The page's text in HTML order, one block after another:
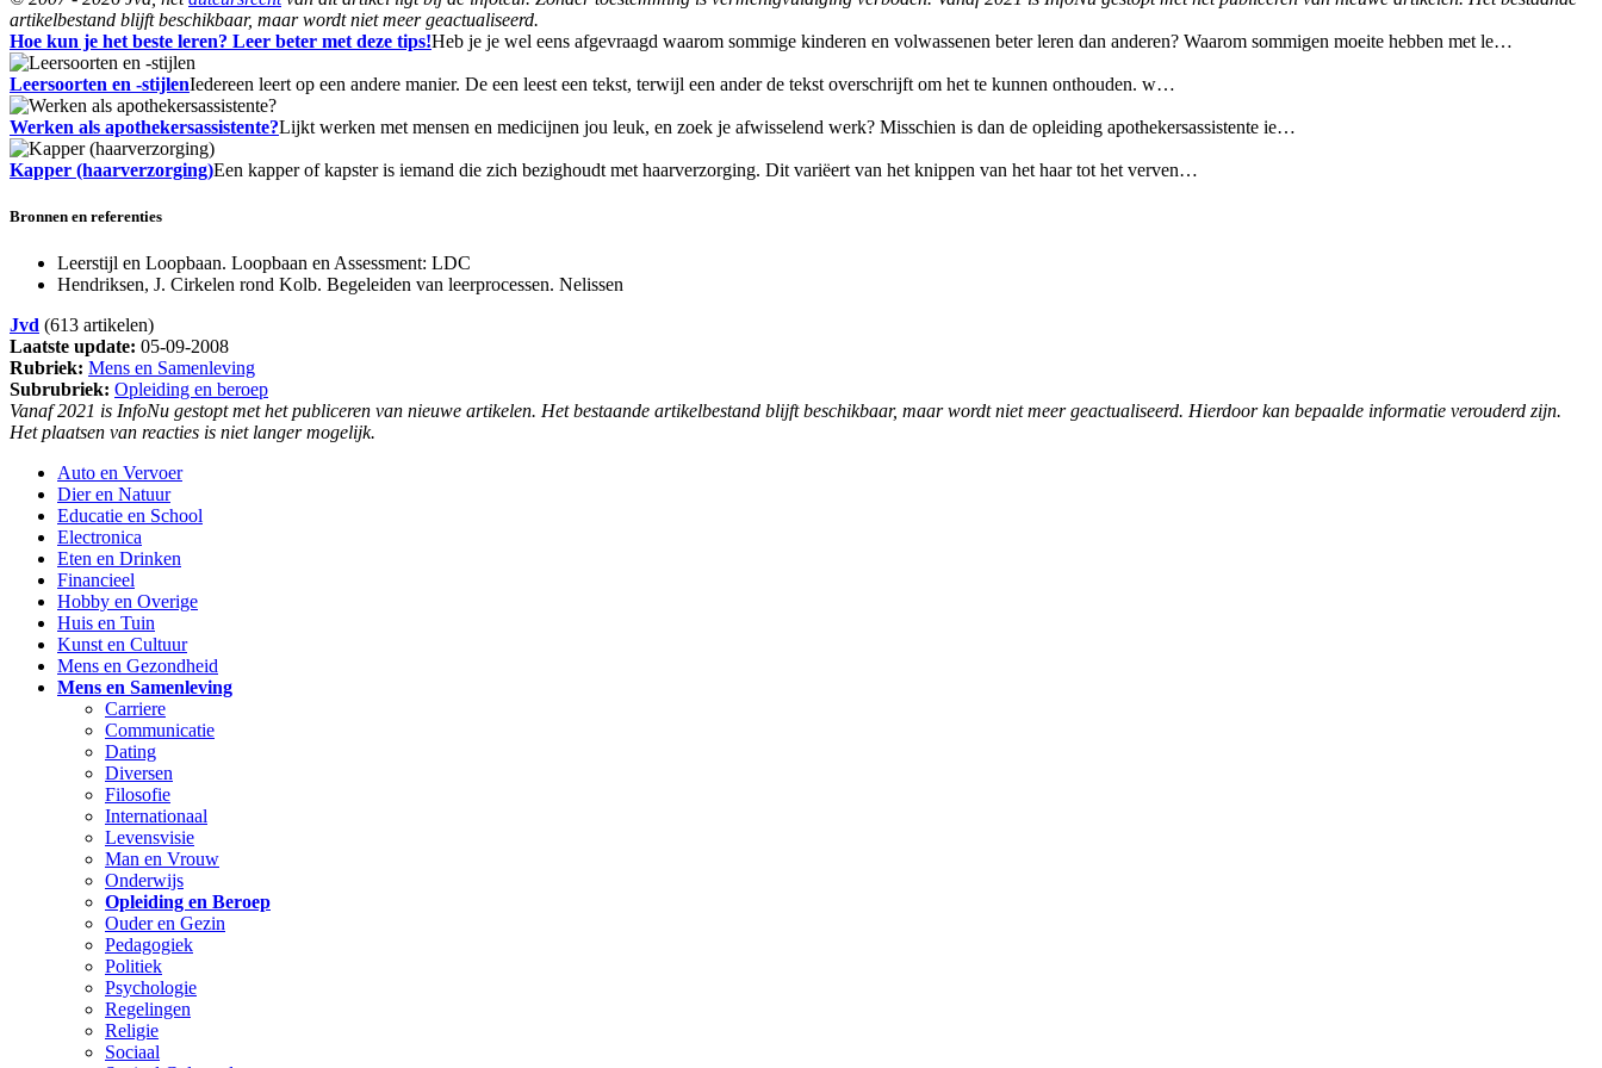
artikelbestand blijft beschikbaar, maar wordt niet meer geactualiseerd.
Hoe kun je het beste leren? Leer beter met deze tips!Heb je je wel eens afgevraagd waarom sommige kinderen en volwassenen beter leren dan anderen? Waarom sommigen moeite hebben met le…
Leersoorten en -stijlenIedereen leert op een andere manier. De een leest een tekst, terwijl een ander de tekst overschrijft om het te kunnen onthouden. w…
Werken als apothekersassistente?Lijkt werken met mensen en medicijnen jou leuk, en zoek je afwisselend werk? Misschien is dan de opleiding apothekersassistente ie…
Kapper (haarverzorging)Een kapper of kapster is iemand die zich bezighoudt met haarverzorging. Dit variëert van het knippen van het haar tot het verven…
Bronnen en referenties
Leerstijl en Loopbaan. Loopbaan en Assessment: LDC
Hendriksen, J. Cirkelen rond Kolb. Begeleiden van leerprocessen. Nelissen
Jvd (613 artikelen)
Laatste update: 05-09-2008
Rubriek: Mens en Samenleving
Subrubriek: Opleiding en beroep
Vanaf 2021 is InfoNu gestopt met het publiceren van nieuwe artikelen. Het bestaande artikelbestand blijft beschikbaar, maar wordt niet meer geactualiseerd. Hierdoor kan bepaalde informatie verouderd zijn.
Het plaatsen van reacties is niet langer mogelijk.
Auto en Vervoer
Dier en Natuur
Educatie en School
Electronica
Eten en Drinken
Financieel
Hobby en Overige
Huis en Tuin
Kunst en Cultuur
Mens en Gezondheid
Mens en Samenleving
Carriere
Communicatie
Dating
Diversen
Filosofie
Internationaal
Levensvisie
Man en Vrouw
Onderwijs
Opleiding en Beroep
Ouder en Gezin
Pedagogiek
Politiek
Psychologie
Regelingen
Religie
Sociaal